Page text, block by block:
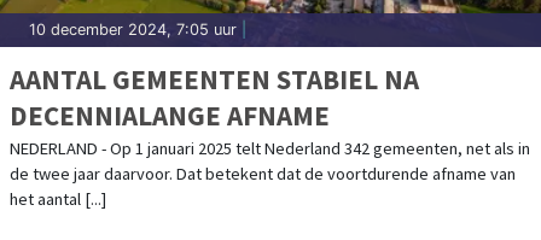
10 december 2024, 7:05 uur
AANTAL GEMEENTEN STABIEL NA
DECENNIALANGE AFNAME
NEDERLAND - Op 1 januari 2025 telt Nederland 342 gemeenten, net als in
de twee jaar daarvoor. Dat betekent dat de voortdurende afname van
het aantal [...]